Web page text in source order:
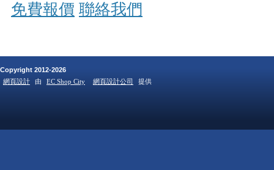
免費報價 聯絡我們
Copyright 2012-2026
網頁設計
由 EC Shop City 網頁設計公司 提供